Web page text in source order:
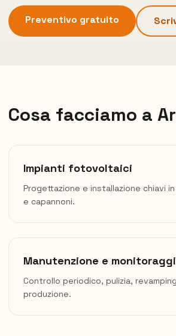
Preventivo gratuito
Cosa facciamo a
Impianti fotovoltaici
Progettazione e installazione chiavi
e capannoni.
Manutenzione e
Controllo periodico, pulizia,
produzione.